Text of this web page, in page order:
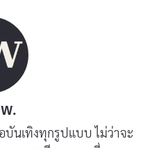
ตรีได้อย่างสมบูรณ์แบบ
คนร้ายคือความสนุกที่ไม่มี
เห็นความคิดภายในของ
รีส์ Ritchson ก็สามารถ
ยอดเยี่ยม
บันเทิงทุกรูปแบบ ไม่ว่าจะ